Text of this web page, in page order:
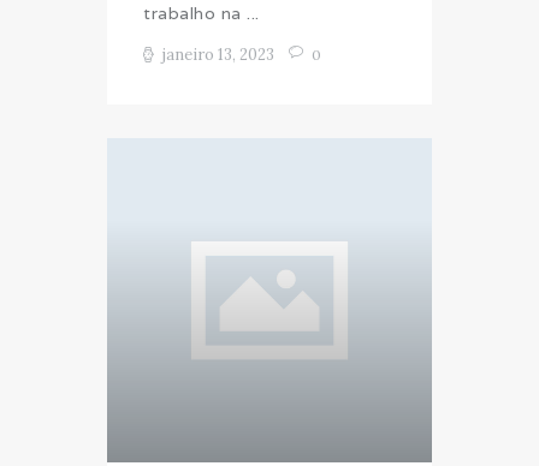
trabalho na ...
janeiro 13, 2023 0